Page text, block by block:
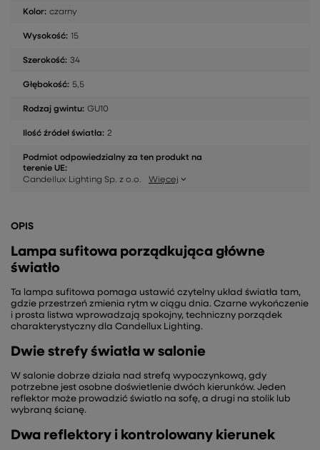
Kolor: czarny
Wysokość: 15
Szerokość: 34
Głębokość: 5,5
Rodzaj gwintu: GU10
Ilość źródeł światła: 2
Podmiot odpowiedzialny za ten produkt na
terenie UE:
Candellux Lighting Sp. z o.o.
Więcej
OPIS
Lampa sufitowa porządkująca główne
światło
Ta lampa sufitowa pomaga ustawić czytelny układ światła tam,
gdzie przestrzeń zmienia rytm w ciągu dnia. Czarne wykończenie
i prosta listwa wprowadzają spokojny, techniczny porządek
charakterystyczny dla Candellux Lighting.
Dwie strefy światła w salonie
W salonie dobrze działa nad strefą wypoczynkową, gdy
potrzebne jest osobne doświetlenie dwóch kierunków. Jeden
reflektor może prowadzić światło na sofę, a drugi na stolik lub
wybraną ścianę.
Dwa reflektory i kontrolowany kierunek